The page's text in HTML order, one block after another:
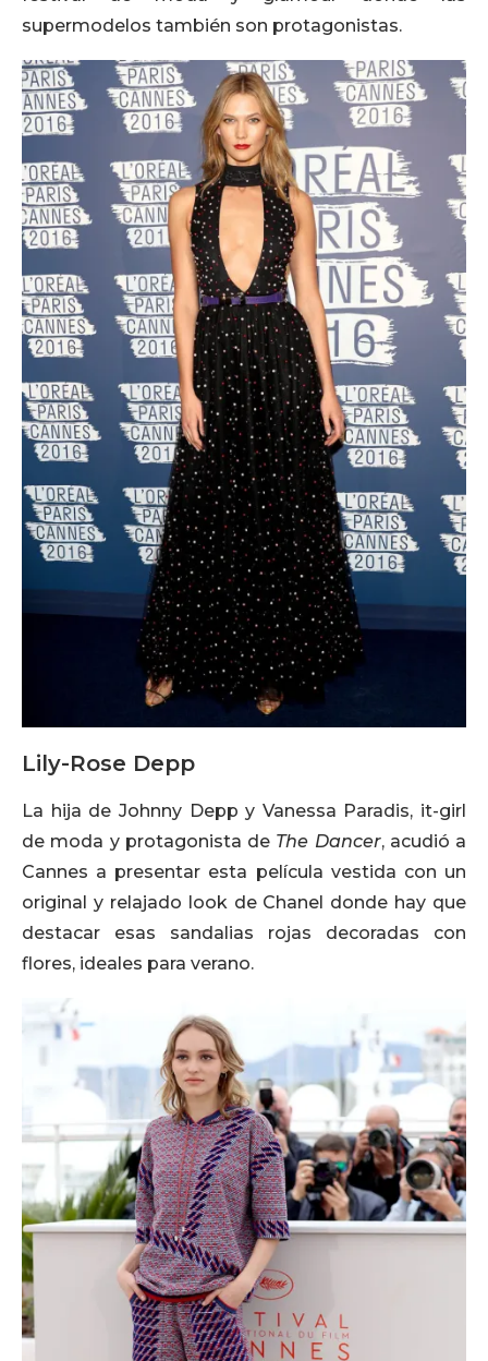
supermodelos también son protagonistas.
Lily-Rose Depp
La hija de Johnny Depp y Vanessa Paradis, it-girl
de moda y protagonista de The Dancer, acudió a
Cannes a presentar esta película vestida con un
original y relajado look de Chanel donde hay que
destacar esas sandalias rojas decoradas con
flores, ideales para verano.